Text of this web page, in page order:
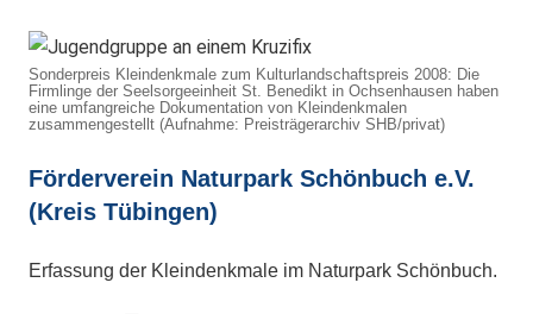
Sonderpreis Kleindenkmale zum Kulturlandschaftspreis 2008: Die
Firmlinge der Seelsorgeeinheit St. Benedikt in Ochsenhausen haben
eine umfangreiche Dokumentation von Kleindenkmalen
zusammengestellt (Aufnahme: Preisträgerarchiv SHB/privat)
Förderverein Naturpark Schönbuch e.V.
(Kreis Tübingen)
Erfassung der Kleindenkmale im Naturpark Schönbuch.